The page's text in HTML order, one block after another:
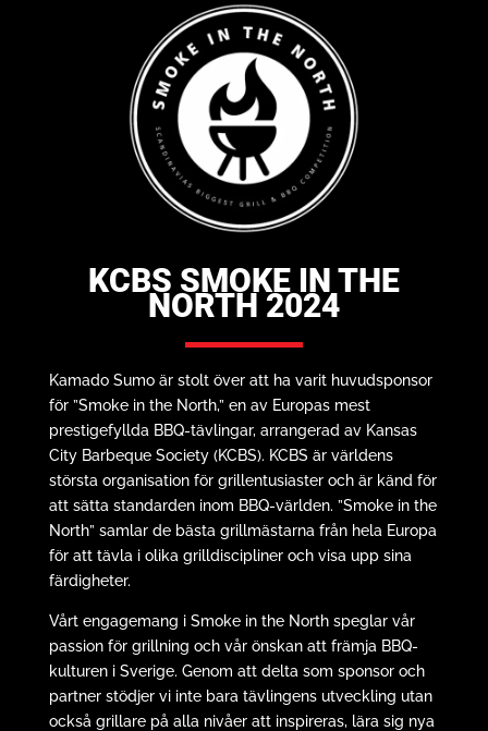
KCBS SMOKE IN THE
NORTH 2024
Kamado Sumo är stolt över att ha varit huvudsponsor
för ”Smoke in the North,” en av Europas mest
prestigefyllda BBQ-tävlingar, arrangerad av Kansas
City Barbeque Society (KCBS). KCBS är världens
största organisation för grillentusiaster och är känd för
att sätta standarden inom BBQ-världen. ”Smoke in the
North” samlar de bästa grillmästarna från hela Europa
för att tävla i olika grilldiscipliner och visa upp sina
färdigheter.
Vårt engagemang i Smoke in the North speglar vår
passion för grillning och vår önskan att främja BBQ-
kulturen i Sverige. Genom att delta som sponsor och
partner stödjer vi inte bara tävlingens utveckling utan
också grillare på alla nivåer att inspireras, lära sig nya